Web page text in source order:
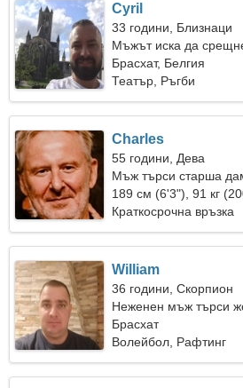
Cyril
33 години, Близнаци
Мъжът иска да
Брасхат, Белгия
Театър, Ръгби
Charles
55 години, Дева
Мъж търси старша
189 см (6'3"), 91 кг
Краткосрочна връзка
William
36 години, Скорпион
Неженен мъж търси
Брасхат
Волейбол, Рафтинг